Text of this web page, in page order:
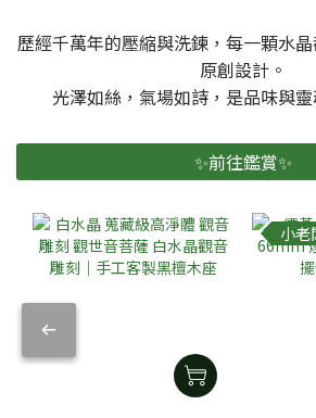
歷經千萬年的壓縮與洗鍊，每一顆水
原創設計。
光澤如絲，氣場如詩，是品味與
✨前往鑑賞✨
小老